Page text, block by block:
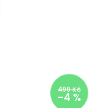
499 Kč
–4 %